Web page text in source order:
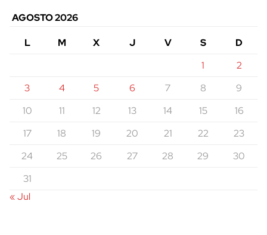
AGOSTO 2026
L
M X J V S
D
1
2
3
4 5 6 7 8
9
10
11 12 13 14 15
16
17
18 19 20 21 22
23
24
25 26 27 28 29
30
31
« Jul